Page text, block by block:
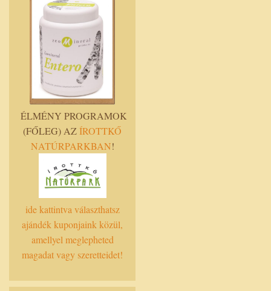
ÉLMÉNY PROGRAMOK
(FŐLEG) AZÍROTTKŐ
NATÚRPARKBAN!
ide kattintva választhatsz
ajándék kuponjaink közül,
amellyel meglepheted
magadat vagy szeretteidet!